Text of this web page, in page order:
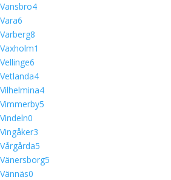
Vansbro4
Vara6
Varberg8
Vaxholm1
Vellinge6
Vetlanda4
Vilhelmina4
Vimmerby5
Vindeln0
Vingåker3
Vårgårda5
Vänersborg5
Vännäs0